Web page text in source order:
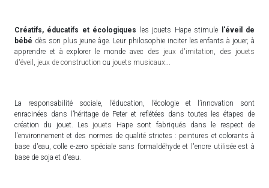
Créatifs, éducatifs et écologiques les jouets Hape stimule
l'éveil de
bébé dès son plus jeune âge. Leur philosophie inciter les enfants à jouer, à
apprendre et à explorer le monde avec des
jeux d'imitation , des jouets
d'éveil
jeux de construction ou jouets musicaux
La responsabilité sociale, l’éducation, l’écologie et l’innovation sont
enracinées dans l’héritage de Peter et reflétées dans toutes les étapes de
création du jouet. Les jouets
Hape sont fabriqués dans le respect de
l'environnement et des normes de qualité strictes : peintures et colorants à
base d'eau, colle e-zero spéciale sans formaldéhyde et l'encre utilisée est à
base de soja et d'eau.